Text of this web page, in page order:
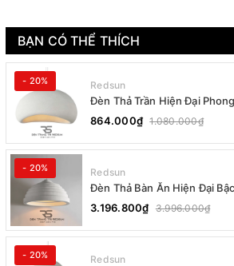
BẠN CÓ THỂ THÍCH
- 20% Redsun
Đèn Thả Trần Hiện Đại
sabi CDT-T036 Dáng B
864.000₫ 1.080.000₫
- 20% Redsun
Đèn Thả Bàn Ăn Hiện Đại
Cách Nhật Bản Wabi-sabi
3.196.800₫ 3.996.000₫
- 20% Redsun